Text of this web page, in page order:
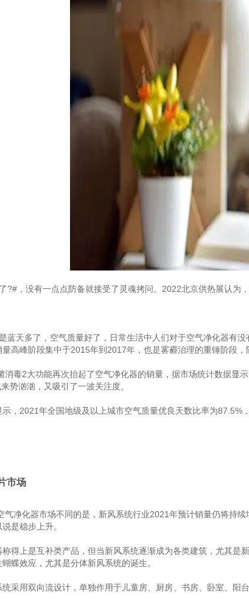
，没有一点点防备就接受了灵魂拷问。2022北京供热展认为，
天多了，空气质量好了，日常生活中人们对于空气净化器有
高峰阶段集中于2015年到2017年，也是雾霾治理的重锤阶段，
2大功能再次抬起了空气净化器的销量，据市场统计数据显
势汹汹，又吸引了一波关注度。
2021年全国地级及以上城市空气质量优良天数比率为87.5%
市场
化器市场不同的是，新风系统行业2021年预计销量仍将持
是稳步上升。
上是互补类产品，但当新风系统逐渐成为各类建筑，尤其是
蝶效应，尤其是分体新风系统的诞生。
用双向流设计，单独作用于儿童房、厨房、书房、卧室、阳